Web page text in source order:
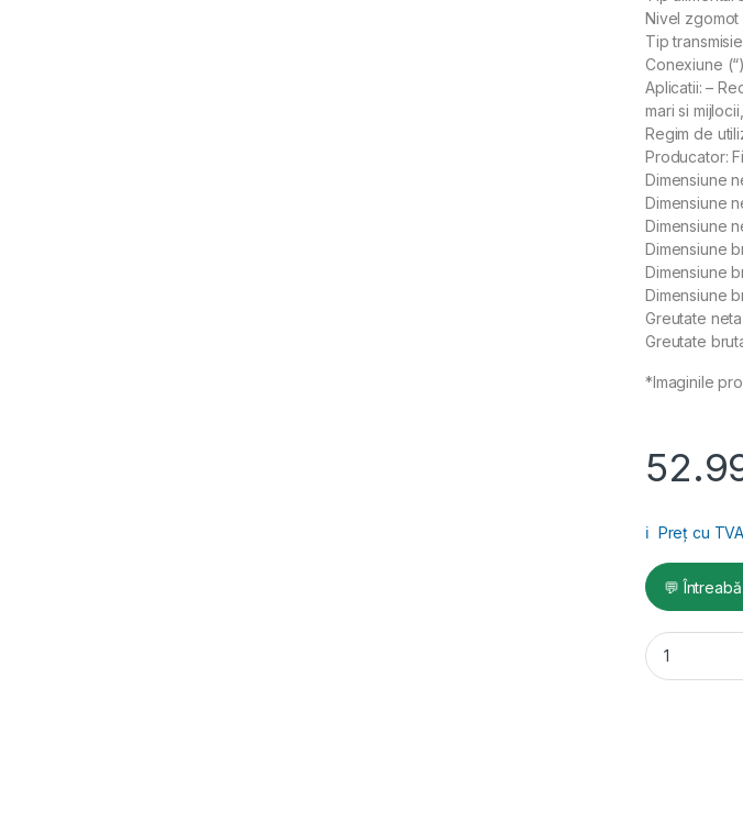
Nivel zgomot
Tip
Conexiune
Aplicatii: –
mari si
Regim de
Producator:
Dimensiune
Dimensiune
Dimensiune
Dimensiune
Dimensiune
Dimensiune
Greutate
Greutate
*Imaginile
ℹ️ Preț cu
💬
Compresor